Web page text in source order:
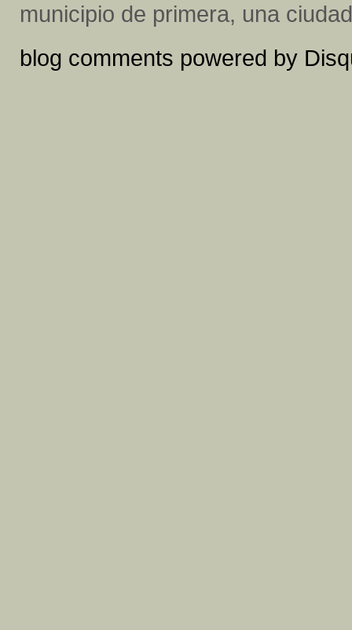
municipio de primera, una
blog comments powered by